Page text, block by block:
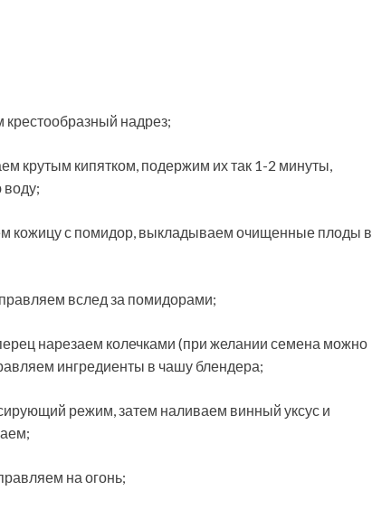
надрез;
крутым кипятком, подержим их так 1-2 минуты,
воду;
кожицу с помидор, выкладываем очищенные плоды в
вслед за помидорами;
нарезаем колечками (при желании семена можно
ингредиенты в чашу блендера;
режим, затем наливаем винный уксус и
на огонь;